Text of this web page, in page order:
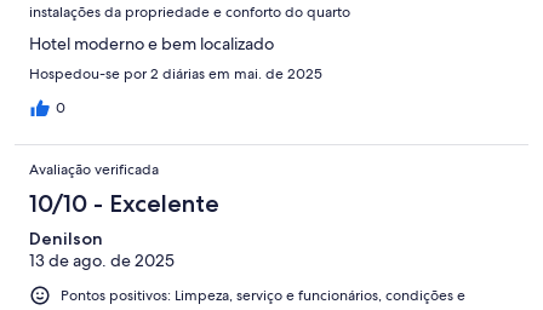
instalações da propriedade e conforto do quarto
Hotel moderno e bem localizado
Hospedou-se por 2 diárias em mai. de 2025
0
Avaliação verificada
10/10 - Excelente
Denilson
13 de ago. de 2025
Pontos positivos: Limpeza, serviço e funcionários, condições e